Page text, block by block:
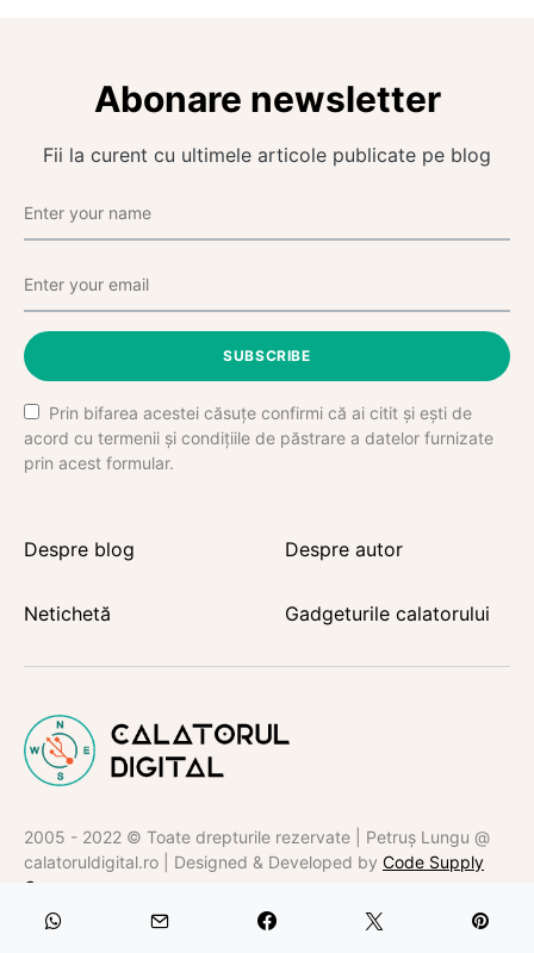
Abonare newsletter
Fii la curent cu ultimele articole publicate pe blog
SUBSCRIBE
Prin bifarea acestei căsuțe confirmi că ai citit și ești de
acord cu termenii și condițiile de păstrare a datelor furnizate
prin acest formular.
Despre blog Despre autor
Netichetă Gadgeturile calatorului
2005 - 2022 © Toate drepturile rezervate | Petruș Lungu @
calatoruldigital.ro | Designed & Developed by Code Supply
Co.